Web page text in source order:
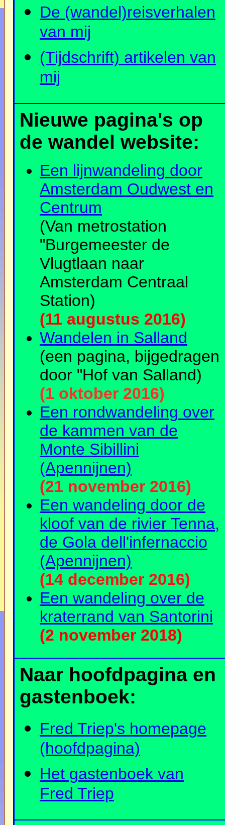
De (wandel)reisverhalen
van mij
(Tijdschrift) artikelen van
mij
Nieuwe pagina's op
de wandel website:
Een lijnwandeling door
Amsterdam Oudwest en
Centrum
(Van metrostation
"Burgemeester de
Vlugtlaan naar
Amsterdam Centraal
Station)
(11 augustus 2016)
Wandelen in Salland
(een pagina, bijgedragen
door "Hof van Salland)
(1 oktober 2016)
Een rondwandeling over
de kammen van de
Monte Sibillini
(Apennijnen)
(21 november 2016)
Een wandeling door de
kloof van de rivier Tenna,
de Gola dell'infernaccio
(Apennijnen)
(14 december 2016)
Een wandeling over de
kraterrand van Santorini
(2 november 2018)
Naar hoofdpagina en
gastenboek:
Fred Triep's homepage
(hoofdpagina)
Het gastenboek van
Fred Triep